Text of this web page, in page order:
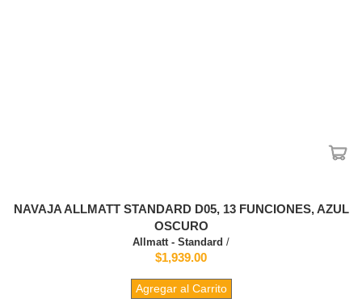
NAVAJA ALLMATT STANDARD D05, 13 FUNCIONES, AZUL
OSCURO
Allmatt - Standard /
$1,939.00
Agregar al Carrito